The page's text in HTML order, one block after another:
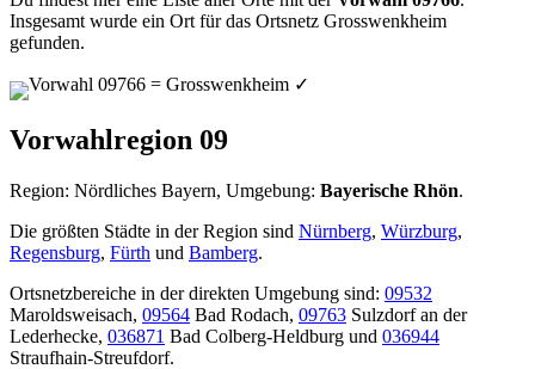
Insgesamt wurde ein Ort für das Ortsnetz Grosswenkheim
gefunden.
Vorwahl 09766 = Grosswenkheim ✓
Vorwahlregion 09
Region: Nördliches Bayern, Umgebung: Bayerische Rhön.
Die größten Städte in der Region sind Nürnberg, Würzburg,
Regensburg, Fürth und Bamberg.
Ortsnetzbereiche in der direkten Umgebung sind: 09532
Maroldsweisach, 09564 Bad Rodach, 09763 Sulzdorf an der
Lederhecke, 036871 Bad Colberg-Heldburg und 036944
Straufhain-Streufdorf.